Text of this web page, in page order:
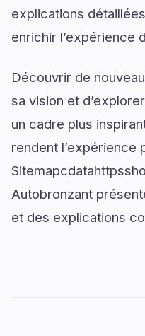
explications
enrichir l’expérience
Découvrir de
sa vision et
un cadre plus
rendent l’expérience
Autobronzant
et des explications